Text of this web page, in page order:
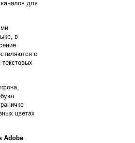
для
в
с
цветах
Adobe